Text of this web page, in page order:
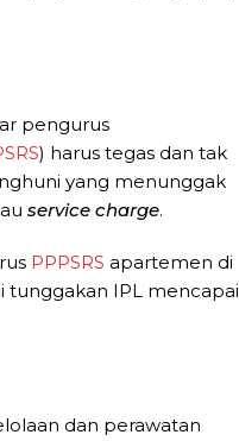
pengurus
) harus tegas dan tak
yang menunggak
service charge.
PPPSRS apartemen di
IPL mencapai
dan perawatan